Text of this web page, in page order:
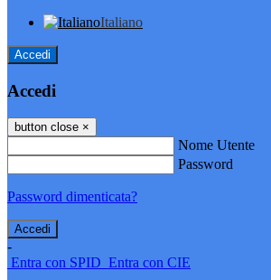
Italiano
Accedi
Accedi
button close ×
Nome Utente
Password
Password dimenticata?
-
Entra con SPID Entra con CIE